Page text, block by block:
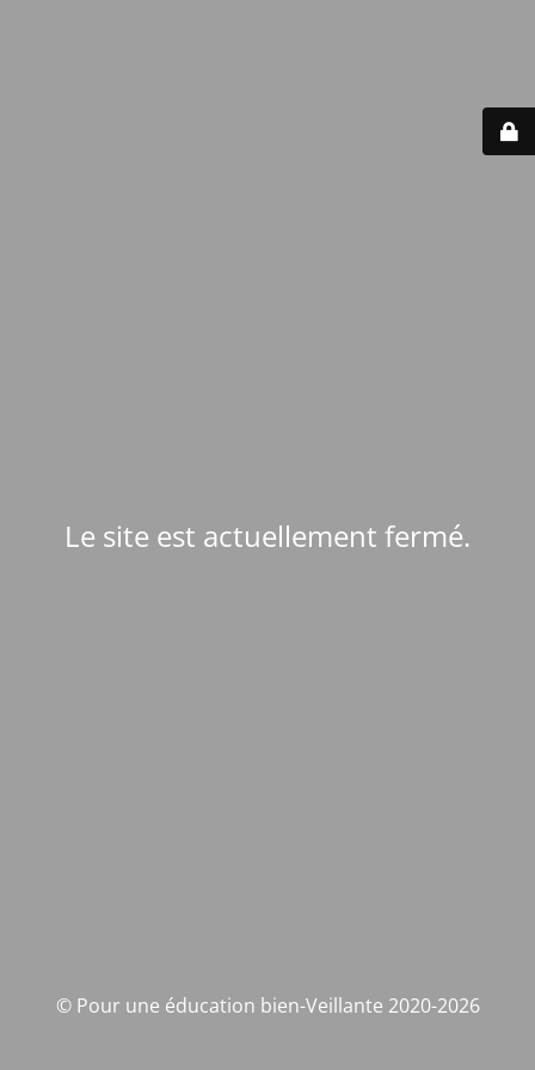
Le site est actuellement fermé.
© Pour une éducation bien-Veillante 2020-2026